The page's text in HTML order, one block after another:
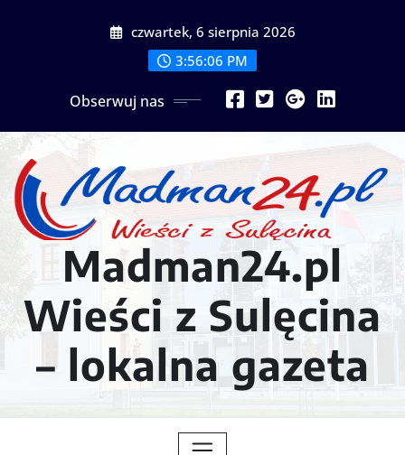
czwartek, 6 sierpnia 2026
3:56:08 PM
Obserwuj nas
Madman24.pl
Wieści z Sulęcina
– lokalna gazeta